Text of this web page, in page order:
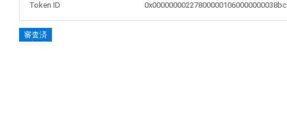
Token ID
0x000000002278000001060000000038bc
審査済